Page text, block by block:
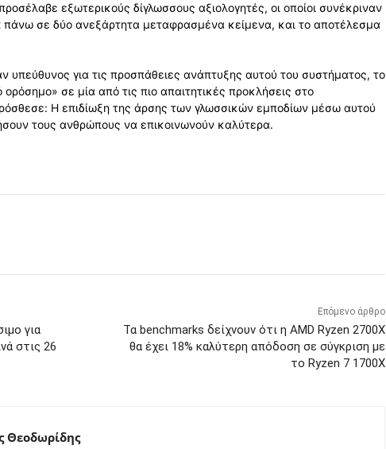
εξωτερικούς δίγλωσσους αξιολογητές, οι οποίοι συνέκριναν
σε δύο ανεξάρτητα μεταφρασμένα κείμενα, και το αποτέλεσμα
υπεύθυνος για τις προσπάθειες ανάπτυξης αυτού του συστήματος, το
σε μία από τις πιο απαιτητικές προκλήσεις στο
Η επιδίωξη της άρσης των γλωσσικών εμποδίων μέσω αυτού
τους ανθρώπους να επικοινωνούν καλύτερα.
για
στις 26
Επόμενο άρθρο
Τα benchmarks δείχνουν ότι η AMD Ryzen 2700X
θα έχει 18% καλύτερη απόδοση σε σύγκριση με
το Ryzen 7 1700X
Θεοδωρίδης